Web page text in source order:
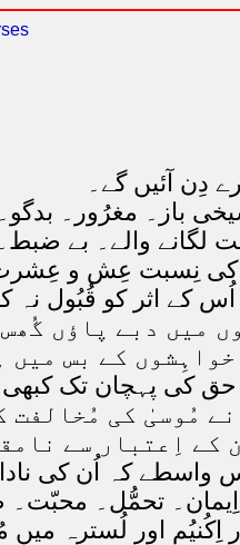
دِن آئیں گے۔
باز۔ مغرُور۔ بدگو۔
والے۔ بے
کی نِسبت عِش و
کے اثر کو قُبُول نہ
میں دبے پاؤں
کے بس میں
کی پہچان تک کبھی
مُوسیٰ کی
کے اِعتبار سے
واسطے کہ اُن کی
تحمُّل۔ محبّت۔
اِکُنیُم اور لُسترہ